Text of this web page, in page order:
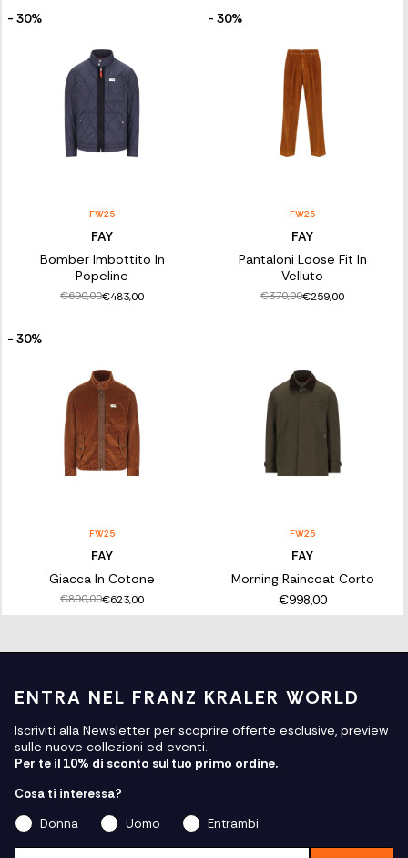
- 30%
FW25
FAY
Bomber Imbottito In
Popeline
€690,00€483,00
- 30%
FW25
FAY
Pantaloni Loose Fit In
Velluto
€370,00€259,00
- 30%
FW25
FAY
Giacca In Cotone
€890,00€623,00
FW25
FAY
Morning Raincoat Corto
€998,00
ENTRA NEL FRANZ KRALER WORLD
Iscriviti alla Newsletter per scoprire offerte esclusive, preview
sulle nuove collezioni ed eventi.
Per te il 10% di sconto sul tuo primo ordine.
Cosa ti interessa?
Donna
Uomo
Entrambi